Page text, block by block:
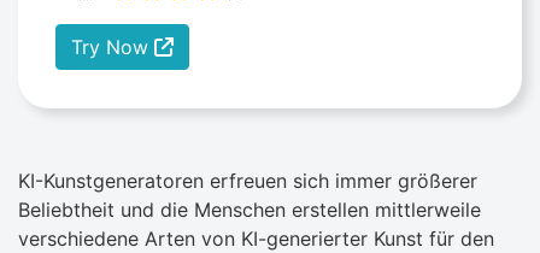
Try Now
KI-Kunstgeneratoren erfreuen sich immer größerer
Beliebtheit und die Menschen erstellen mittlerweile
verschiedene Arten von KI-generierter Kunst für den